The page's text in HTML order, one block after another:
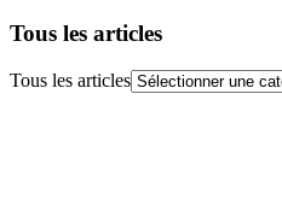
Tous les articles
Tous les articles